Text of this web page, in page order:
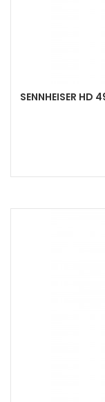
SENNHEISER